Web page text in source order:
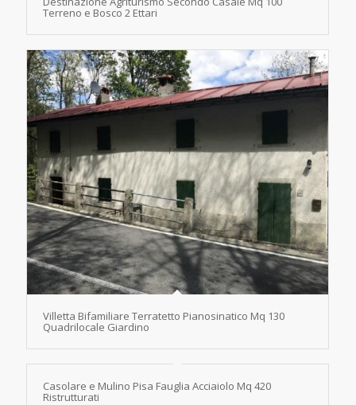
Terreno e Bosco 2 Ettari
Villetta Bifamiliare Terratetto Pianosinatico Mq 130
Quadrilocale Giardino
Casolare e Mulino Pisa Fauglia Acciaiolo Mq 420
Ristrutturati